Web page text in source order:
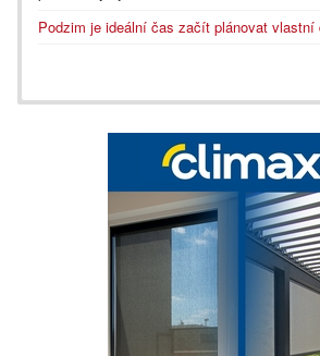
Podzim je ideální čas začít plánovat vlastní